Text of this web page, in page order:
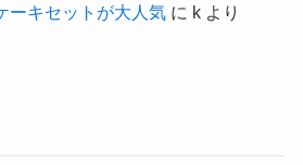
ーキセットが大人気に kより